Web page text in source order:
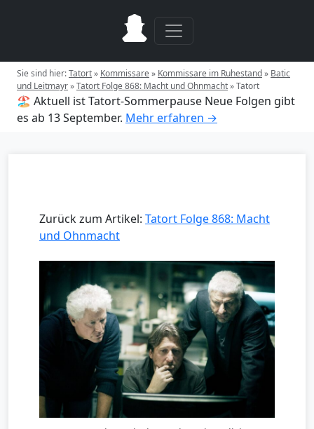
Sie sind hier:Tatort» Kommissare» Kommissare im Ruhestand» Batic
und Leitmayr»Tatort Folge 868: Macht und Ohnmacht»Tatort
🏖️ Aktuell ist Tatort-Sommerpause Neue Folgen gibt
es ab 13 September. Mehr erfahren →
Zurück zum Artikel: Tatort Folge 868: Macht
und Ohnmacht